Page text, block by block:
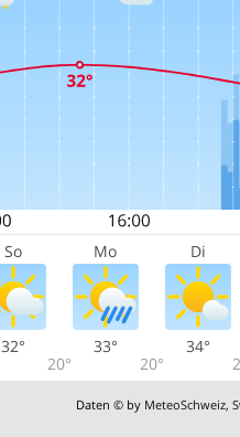
So Mo Di
32°
20°
33°
20°
34°
Daten © by MeteoSchweiz,